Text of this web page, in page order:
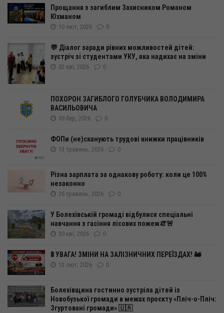
Прощання з загиблим Захисником Романом
Юхманом
10 лют, 2026 0
💬 Діалог заради рівних можливостей дітей:
зустріч зі студентами УКУ, яка надихає на зміни
02 кві, 2026 0
ПОХОРОН ЗАГИБЛОГО ГОЛУБЧИКА ВОЛОДИМИРА
ВАСИЛЬОВИЧА
09 бер, 2026 0
ФОПи (не)сканують трудові книжки працівників
13 травень, 2026 0
Різна зарплата за однакову роботу: коли це 100%
незаконно
26 травень, 2026 0
У Болехівській громаді відбулися спеціальні
навчання з гасіння лісових пожеж🧯🚨
30 кві, 2026 0
🚦 УВАГА! ЗМІНИ НА ЗАЛІЗНИЧНИХ ПЕРЕЇЗДАХ! 🚂
13 лют, 2026 0
Болехівщина гостинно зустріла дітей із
Новобузької громади в межах проєкту «Пліч-о-Пліч:
Згуртовані громади» 🇺🇦